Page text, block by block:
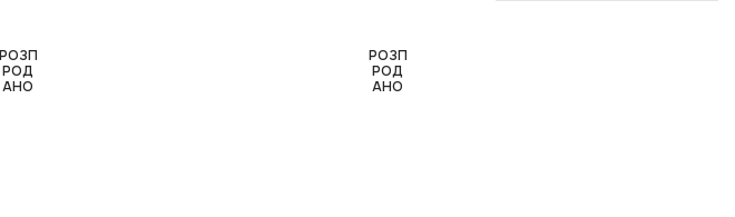
РОЗП
РОД
АНО
РОЗП
РОД
АНО